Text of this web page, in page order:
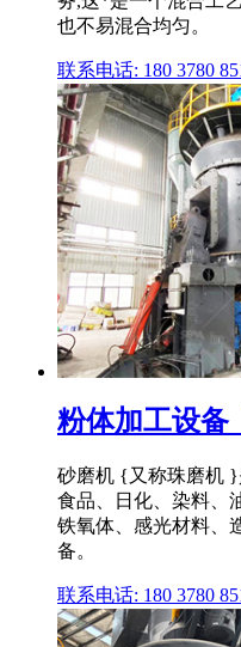
也不易混合均匀。
联系电话: 180 3780
粉体加工设备
砂磨机 {又称珠磨机 }
食品、日化、染料、
铁氧体、感光材料、
备。
联系电话: 180 3780